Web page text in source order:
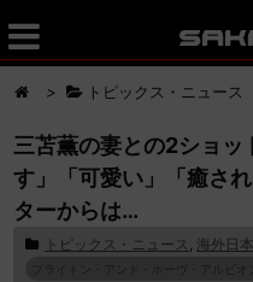
> トピックス・ニュース
三苫薫の妻との2ショッ
す」「可愛い」「癒さ
ターからは…
トピックス・ニュース , 海外日